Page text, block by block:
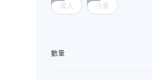
成人 小童
數量